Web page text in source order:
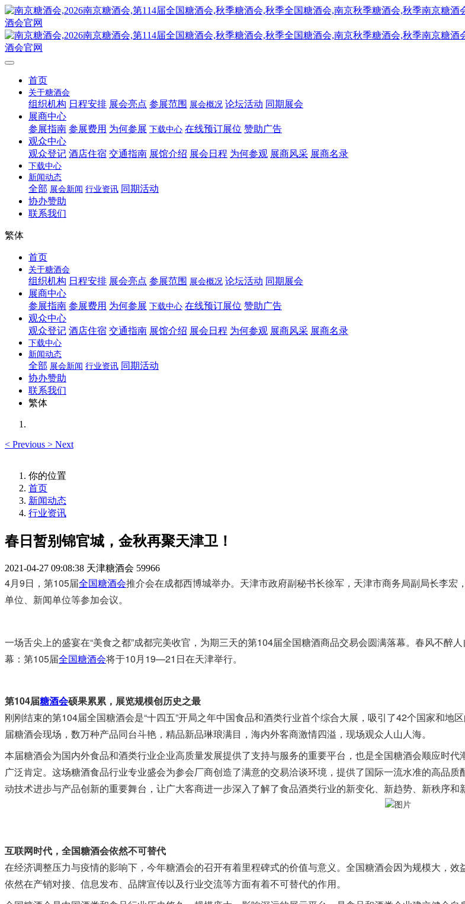
首页
关于糖酒会
组织机构 日程安排 展会亮点 参展范围 展会概况 论坛活动 同期展会
展商中心
参展指南 参展费用 为何参展 下载中心 在线预订展位 赞助广告
观众中心
观众登记 酒店住宿 交通指南 展馆介绍 展会日程 为何参观 展商风采 展商名录
下载中心
新闻动态
全部 展会新闻 行业资讯 同期活动
协办赞助
联系我们
繁体
首页
关于糖酒会
组织机构 日程安排 展会亮点 参展范围 展会概况 论坛活动 同期展会
展商中心
参展指南 参展费用 为何参展 下载中心 在线预订展位 赞助广告
观众中心
观众登记 酒店住宿 交通指南 展馆介绍 展会日程 为何参观 展商风采 展商名录
下载中心
新闻动态
全部 展会新闻 行业资讯 同期活动
协办赞助
联系我们
繁体
< Previous > Next
你的位置
首页
新闻动态
行业资讯
春日暂别锦官城，金秋再聚天津卫！
2021-04-27 09:08:38 天津糖酒会 59966
4月9日，第105届全国糖酒会推介会在成都西博城举办。天津市政府副秘书长徐军，天津市商务局副局长李宏，
单位、新闻单位等参加会议。
一场舌尖上的盛宴在“美食之都”成都完美收官，为期三天的第104届全国糖酒商品交易会圆满落幕。春风不醉
幕：第105届全国糖酒会将于10月19—21日在天津举行。
第104届糖酒会硕果累累，展览规模创历史之最
刚刚结束的第104届全国糖酒会是“十四五”开局之年中国食品和酒类行业首个综合大展，吸引了42个国家和
届糖酒会现场，数万种产品同台斗艳，精品新品琳琅满目，海内外客商激情四溢，现场观众人山人海。
本届糖酒会为国内外食品和酒类行业企业高质量发展提供了支持与服务的重要平台，也是全国糖酒会顺应时
广泛肯定。这场糖酒食品行业专业盛会为参会厂商创造了满意的交易洽谈环境，提供了国际一流水准的高品
动技术进步与产品创新的重要舞台，让广大客商进一步深入了解了食品酒类行业的新变化、新趋势、新秩序和
互联网时代，全国糖酒会依然不可替代
在经济调整压力与疫情的影响下，今年糖酒会的召开有着里程碑式的价值与意义。全国糖酒会因为规模大，效
依然在产销对接、信息发布、品牌宣传以及行业交流等方面有着不可替代的作用。